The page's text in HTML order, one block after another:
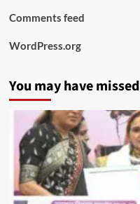
Comments feed
WordPress.org
You may have missed